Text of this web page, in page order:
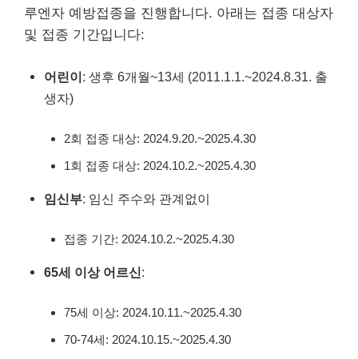
루엔자 예방접종을 진행합니다. 아래는 접종 대상자
및 접종 기간입니다:
어린이: 생후 6개월~13세 (2011.1.1.~2024.8.31. 출
생자)
2회 접종 대상: 2024.9.20.~2025.4.30
1회 접종 대상: 2024.10.2.~2025.4.30
임신부: 임신 주수와 관계없이
접종 기간: 2024.10.2.~2025.4.30
65세 이상 어르신:
75세 이상: 2024.10.11.~2025.4.30
70-74세: 2024.10.15.~2025.4.30